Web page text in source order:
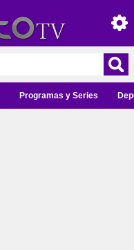
Programas y Series